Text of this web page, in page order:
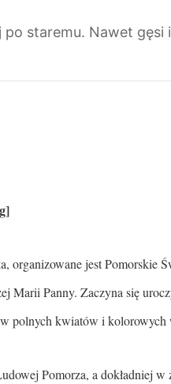
po staremu. Nawet gęsi i
organizowane jest Pomorskie
Marii Panny. Zaczyna się
polnych kwiatów i
Pomorza, a dokładniej